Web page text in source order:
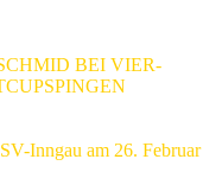
BEI VIER-
Inngau am 26. Februar